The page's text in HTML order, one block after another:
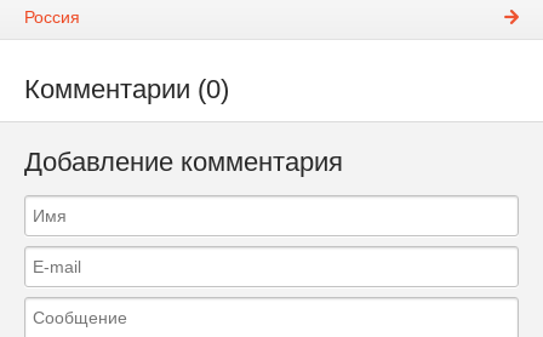
Россия
Комментарии (0)
Добавление комментария